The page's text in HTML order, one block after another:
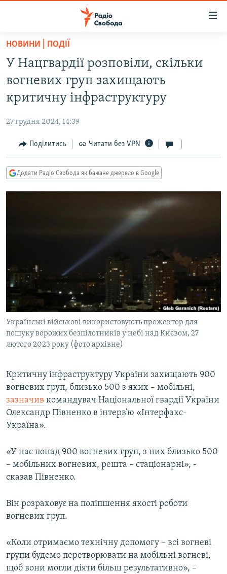
Перейти
основного
матеріалу
до
основної
навігації
Перейти
до
пошуку
ВСЕ ЗА ДОБУ
ЕКОНОМІКА
СУСПІЛЬСТВО
РОСІЙСЬКА «ФІЛЬТРАЦІЯ»
ДОНБАС.РЕАЛІЇ
ТИ ЯК?
СПЕЦПРОЄКТИ
ПОДКАСТИ
КРИМ РЕАЛІЇ
РУС
КТАТ
Усі сайти RFE/RL
НОВИНИ | ПОДІЇ
У Нацгвардії розповіли, скільки
вогневих груп захищають
критичну інфраструктуру
27 грудня 2024, 14:39
Поділитись Читати без VPN
Додати Радіо Свобода як бажане джерело в Google
Українські військові використовують прожектор для
пошуку ворожих безпілотників у небі над Києвом, 27
лютого 2023 року (фото архівне)
Критичну інфраструктуру України захищають 900
вогневих груп, близько 500 з яких – мобільні,
зазначив командувач Національної гвардії України
Олександр Півненко в інтерв’ю «Інтерфакс-
Україна».
«У нас понад 900 вогневих груп, з них близько 500
– мобільних вогневих, решта – стаціонарні», -
сказав Півненко.
Він розраховує на поліпшення якості роботи
вогневих груп.
«Коли отримаємо технічну допомогу – всі вогневі
групи будемо перетворювати на мобільні вогневі,
щоб вони могли діяти більш результативно», –